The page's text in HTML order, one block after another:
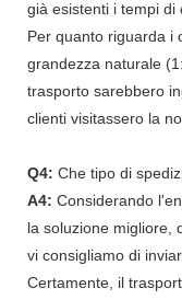
già esistenti i tempi di
Per quanto riguarda i
grandezza naturale
trasporto sarebbero
clienti visitassero la
Q4: Che tipo di
A4: Considerando
la soluzione migliore,
vi consigliamo di
Certamente, il